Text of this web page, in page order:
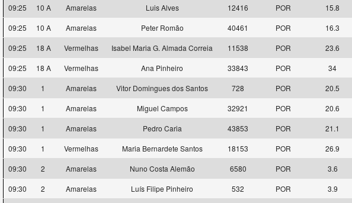
09:25
10 A Amarelas Luis Alves 12416 POR 15.8
09:25
10 A Amarelas Peter Romão 40461 POR 16.3
09:25
18 A Vermelhas Isabel Maria G. Almada Correia 11538 POR 23.6
09:25
18 A Vermelhas Ana Pinheiro 33843 POR 34
09:30
1 Amarelas Vitor Domingues dos Santos 728 POR 20.5
09:30
1 Amarelas Miguel Campos 32921 POR 20.6
09:30
1 Amarelas Pedro Caria 43853 POR 21.1
09:30
1 Vermelhas Maria Bernardete Santos 18153 POR 26.9
09:30
2 Amarelas Nuno Costa Alemão 6580 POR 3.6
09:30
2 Amarelas Luís Filipe Pinheiro 532 POR 3.9